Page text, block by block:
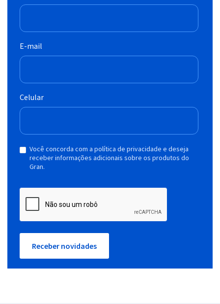
E-mail
Celular
Você concorda com a política de privacidade e deseja
receber informações adicionais sobre os produtos do
Gran.
Receber novidades